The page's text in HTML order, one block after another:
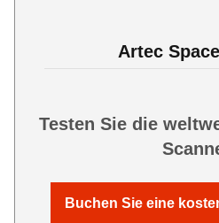
Artec
Testen Sie die
Buchen Sie eine